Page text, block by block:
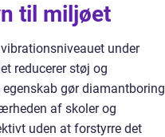
til miljøet
under
reducerer støj og
gør diamantboring
af skoler og
uden at forstyrre det